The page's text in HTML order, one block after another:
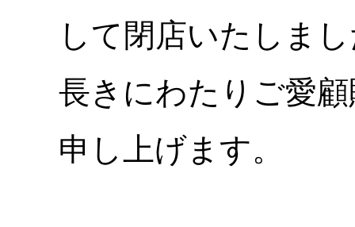
して閉店いたしま
長きにわたりご愛
申し上げます。